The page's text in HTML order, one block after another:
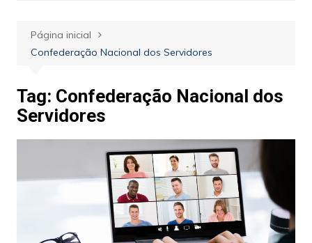
Página inicial
Confederação Nacional dos Servidores
Tag: Confederação Nacional dos
Servidores